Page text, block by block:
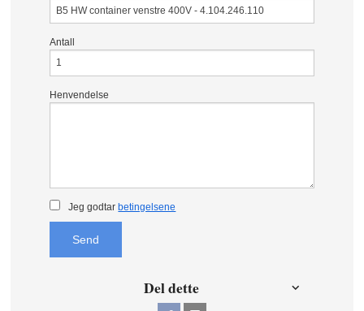
Antall
Henvendelse
Jeg godtarbetingelsene
Send
Del dette